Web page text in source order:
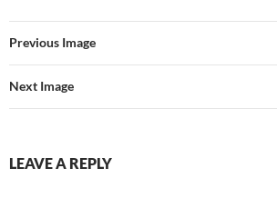
Previous Image
Next Image
LEAVE A REPLY